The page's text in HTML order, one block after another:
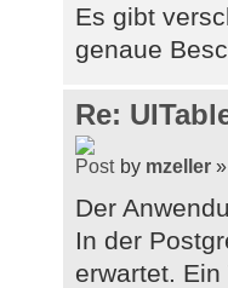
Es gibt
genaue
Re:
by mzeller
Der
In der
erwartet.